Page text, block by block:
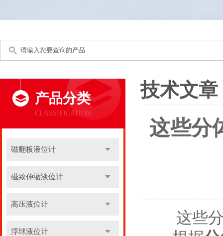
产品分类
CLASSIFICATION
磁翻板液位计
磁致伸缩液位计
高压液位计
浮球液位计
技术文章
这些分
这些分体